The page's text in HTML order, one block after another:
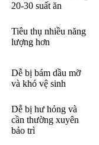
20-30 suất ăn
Tiêu thụ nhiều năng
lượng hơn
Dễ bị bám dầu mỡ
và khó vệ sinh
Dễ bị hư hỏng và
cần thường xuyên
bảo trì